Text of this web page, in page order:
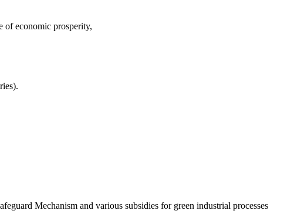
Mechanism and various subsidies for green industrial processes